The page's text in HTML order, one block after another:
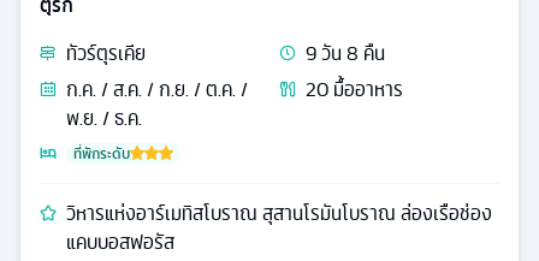
ทัวร์ตุรเคีย 9วัน8 คืน
ก.ค. / ส.ค. / ก.ย. / ต.ค. /
พ.ย. / ธ.ค.
20มื้ออาหาร
ที่พักระดับ
วิหารแห่งอาร์เมทิสโบราณ สุสานโรมันโบราณ ล่องเรือช่อง
แคบบอสฟอรัส